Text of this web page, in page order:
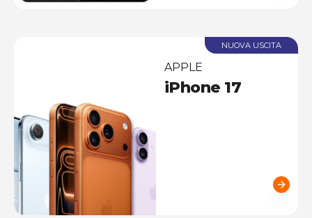
NUOVA USCITA
APPLE
iPhone 17